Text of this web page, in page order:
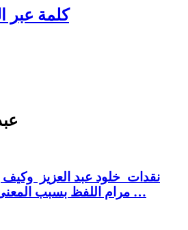
(أدب) كلمة
نقدات خلود عبد العزيز
مرام اللفظ بسبب المعنى، وأنت إن أردت …